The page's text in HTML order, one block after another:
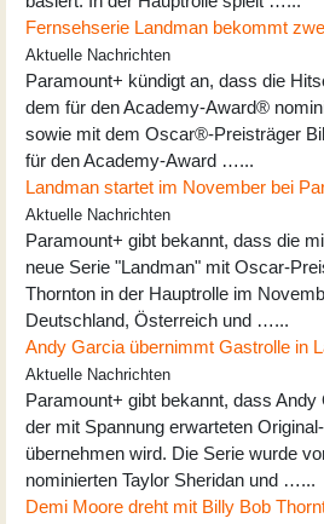
Fernsehserie Landman bekommt
Aktuelle Nachrichten
Paramount+ kündigt an, dass die
dem für den Academy-Award®
sowie mit dem Oscar®-Preisträger
für den Academy-Award …...
Landman startet im November bei
Aktuelle Nachrichten
Paramount+ gibt bekannt, dass die
neue Serie "Landman" mit Oscar-
Thornton in der Hauptrolle im
Deutschland, Österreich und …...
Andy Garcia übernimmt Gastrolle in
Aktuelle Nachrichten
Paramount+ gibt bekannt, dass
der mit Spannung erwarteten
übernehmen wird. Die Serie wurde
nominierten Taylor Sheridan und …...
Demi Moore dreht mit Billy Bob